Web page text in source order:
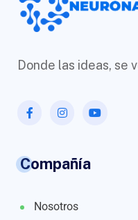
Donde las ideas, se
Compañía
Nosotros